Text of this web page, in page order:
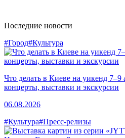
Последние новости
#Город#Культура
Что делать в Киеве на уикенд 7–9
концерты, выставки и экскурсии
06.08.2026
#Культура#Пресс-релизы